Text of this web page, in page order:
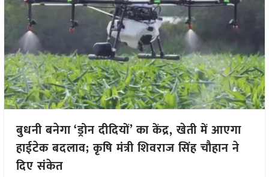
बुधनी बनेगा ‘ड्रोन दीदियों’ का केंद्र, खेती में आएगा
हाईटेक बदलाव; कृषि मंत्री शिवराज सिंह चौहान ने
दिए संकेत